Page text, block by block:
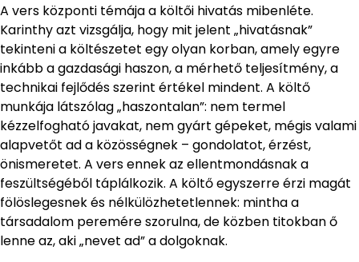
A vers központi témája a költői hivatás mibenléte.
Karinthy azt vizsgálja, hogy mit jelent „hivatásnak”
tekinteni a költészetet egy olyan korban, amely egyre
inkább a gazdasági haszon, a mérhető teljesítmény, a
technikai fejlődés szerint értékel mindent. A költő
munkája látszólag „haszontalan”: nem termel
kézzelfogható javakat, nem gyárt gépeket, mégis valami
alapvetőt ad a közösségnek – gondolatot, érzést,
önismeretet. A vers ennek az ellentmondásnak a
feszültségéből táplálkozik. A költő egyszerre érzi magát
fölöslegesnek és nélkülözhetetlennek: mintha a
társadalom peremére szorulna, de közben titokban ő
lenne az, aki „nevet ad” a dolgoknak.